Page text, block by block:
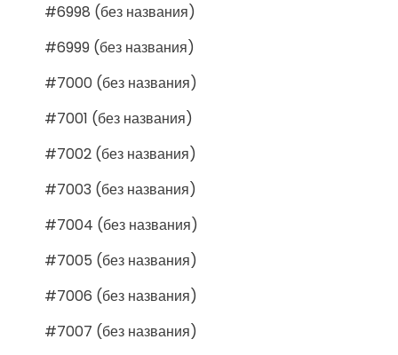
#6998 (без названия)
#6999 (без названия)
#7000 (без названия)
#7001 (без названия)
#7002 (без названия)
#7003 (без названия)
#7004 (без названия)
#7005 (без названия)
#7006 (без названия)
#7007 (без названия)